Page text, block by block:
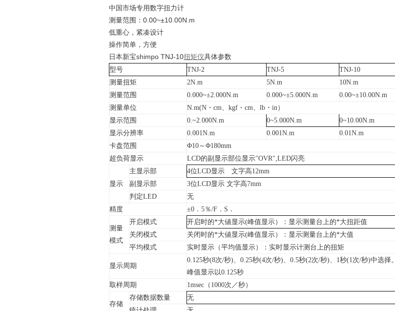
中国市场专用数字扭力计
测量范围： 0.00~±10.00N.m
低重心，紧凑设计
操作简单，方便
日本新宝shimpo TNJ-10扭矩仪具体参数
型号 TNJ-2 TNJ-5
TNJ-10
测量扭矩
2N.m 5N.m
10N.m
测量范围
0.000~±2.000N.m 0.000~±5.000N.m 0.00~±10.00N.m
测量单位
N.m(N ・ cm kgf ・ cm lb ・ in ）
显示范围
0.~2.000N.m 0~5.000N.m
0~10.00N.m
显示分辨率
0.001N.m 0.001N.m
0.01N.m
卡盘范围
Φ10 ～Φ180mm
超负荷显示
LCD的副显示部位显示"OVR",LED闪亮
显示
主显示部 4位LCD显示 文字高12mm
副显示部
3位LCD显示 文字高7mm
判定LED
无
精度
±0 ． 5％/F ． S ．
测量
模式
开启模式 开启时的*大値显示(峰值显示）：显示测量台上的*大扭距值
关闭模式
关闭时的*大値显示(峰值显示）：显示测量台上的*大值
平均模式
实时显示（平均值显示）：实时显示计测台上的扭矩
显示周期
0.125秒(8次/秒) 0.25秒(4次/秒) 0.5秒(2次/秒) 1秒(1 次/秒)中选择。
峰值显示以0.125秒
取样周期
1msec （ 1000次／秒）
存储
存储数据数量
无